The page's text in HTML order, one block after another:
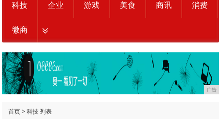
科技 企业 游戏 美食 商讯 消费
微商
广告
首页> 科技列表